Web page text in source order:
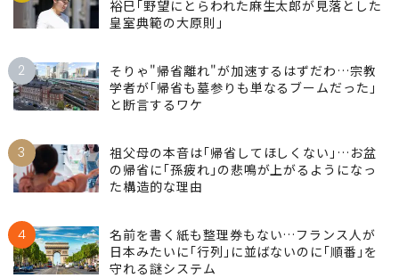
裕巳｢野望にとらわれた麻生太郎が見落とした
皇室典範の大原則｣
2
そりゃ"帰省離れ"が加速するはずだわ…宗教
学者が｢帰省も墓参りも単なるブームだった｣
と断言するワケ
3
祖父母の本音は｢帰省してほしくない｣…お盆
の帰省に｢孫疲れ｣の悲鳴が上がるようになっ
た構造的な理由
4
名前を書く紙も整理券もない…フランス人が
日本みたいに｢行列｣に並ばないのに｢順番｣を
守れる謎システム